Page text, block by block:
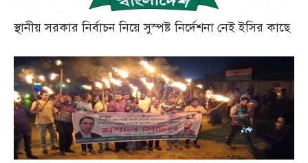
স্থানীয় সরকার নির্বাচন নিয়ে সুস্পষ্ট নির্দেশনা নেই ইসির কাছে